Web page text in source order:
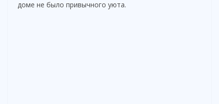
доме не было привычного уюта.